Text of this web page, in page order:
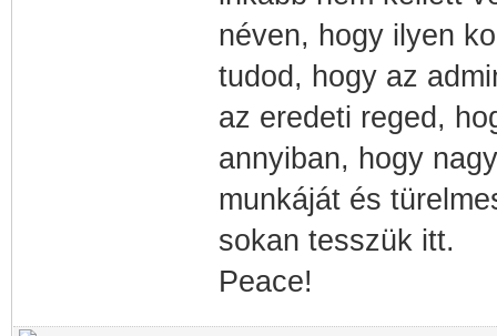
néven, hogy ilyen
tudod, hogy az
az eredeti reged,
annyiban, hogy
munkáját és
sokan tesszük itt.
Peace!